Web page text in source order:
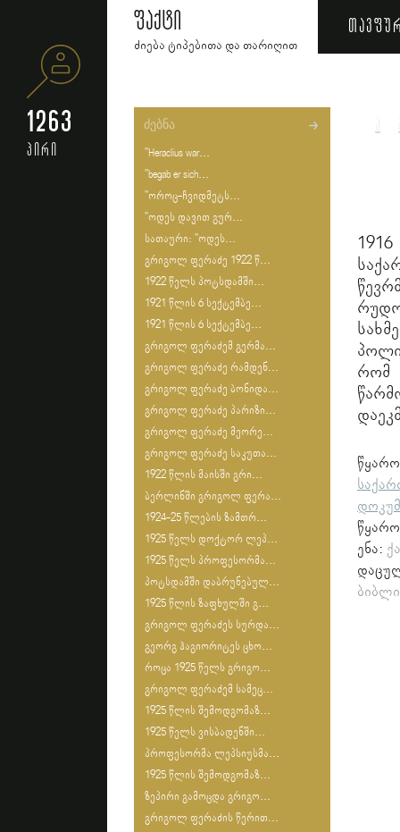
ფაქტი
ძიება ტიპებითა და თარიღით
1263
პირი
"Heraclius war...
"begab er sich...
"ოროც-ჩვიდმეტს...
"ოდეს დავით გურ...
სათაური: "ოდეს...
გრიგოლ ფერაძე 1922 წ...
1922 წელს პოტსდამში...
1921 წლის 6 სექტემბე...
1921 წლის 6 სექტემბე...
გრიგოლ ფერაძემ გერმა...
გრიგოლ ფერაძე რამდენ...
გრიგოლ ფერაძე ბონიდა...
გრიგოლ ფერაძე პარიზი...
გრიგოლ ფერაძე მეორე...
გრიგოლ ფერაძე საკუთა...
1922 წლის მაისში გრი...
ბერლინში გრიგოლ ფერა...
1924-25 წლების ზამთრ...
1925 წელს დოქტორ ლეპ...
1925 წელს პროფესორმა...
პოტსდამში დაბრუნებულ...
1925 წლის ზაფხულში გ...
გრიგოლ ფერაძეს სურდა...
გეორგ ჰაგიორიტეს ცხო...
როცა 1925 წელს გრიგო...
გრიგოლ ფერაძემ სამეც...
1925 წლის შემოდგომაზ...
1925 წელს ვისბადენში...
პროფესორმა ლეპსიუსმა...
1925 წლის შემოდგომაზ...
ზეპირი გამოცდა გრიგო...
გრიგოლ ფერაძის წერით...
ენა: